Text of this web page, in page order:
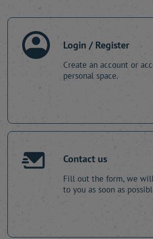
Login / Register
Create an account or
personal space.
Contact us
Fill out the form, we
to you as soon as